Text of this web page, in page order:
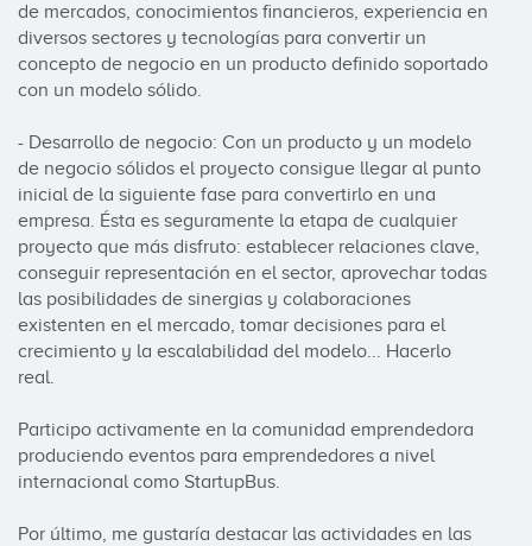
de mercados, conocimientos financieros, experiencia en
diversos sectores y tecnologías para convertir un
concepto de negocio en un producto definido soportado
con un modelo sólido.
- Desarrollo de negocio: Con un producto y un modelo
de negocio sólidos el proyecto consigue llegar al punto
inicial de la siguiente fase para convertirlo en una
empresa. Ésta es seguramente la etapa de cualquier
proyecto que más disfruto: establecer relaciones clave,
conseguir representación en el sector, aprovechar todas
las posibilidades de sinergias y colaboraciones
existenten en el mercado, tomar decisiones para el
crecimiento y la escalabilidad del modelo... Hacerlo
real.
Participo activamente en la comunidad emprendedora
produciendo eventos para emprendedores a nivel
internacional como StartupBus.
Por último, me gustaría destacar las actividades en las